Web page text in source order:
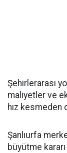
Şehirlerarası
maliyetler ve
hız kesmeden
Şanlıurfa
büyütme